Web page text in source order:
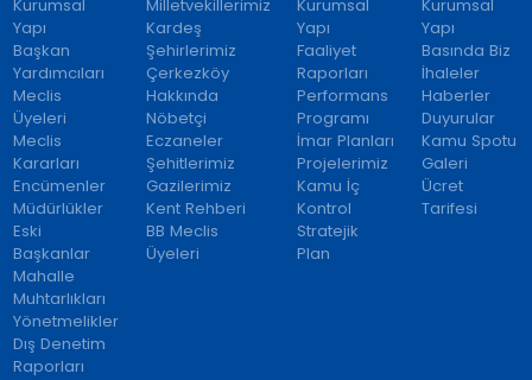
Kurumsal
Yapı
Başkan
Yardımcıları
Meclis
Üyeleri
Meclis
Kararları
Encümenler
Müdürlükler
Eski
Başkanlar
Mahalle
Muhtarlıkları
Yönetmelikler
Dış Denetim
Raporları
Milletvekillerimiz
Kardeş
Şehirlerimiz
Çerkezköy
Hakkında
Nöbetçi
Eczaneler
Şehitlerimiz
Gazilerimiz
Kent Rehberi
BB Meclis
Üyeleri
Kurumsal
Yapı
Faaliyet
Raporları
Performans
Programı
İmar Planları
Projelerimiz
Kamu İç
Kontrol
Stratejik
Plan
Kurumsal
Yapı
Basında Biz
İhaleler
Haberler
Duyurular
Kamu Spotu
Galeri
Ücret
Tarifesi